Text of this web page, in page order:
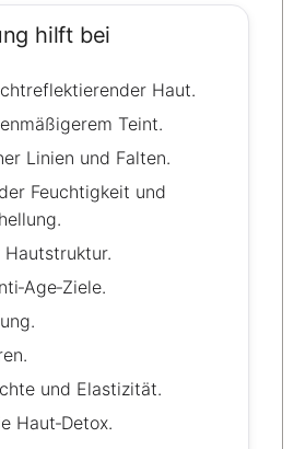
hilft bei
Haut.
Teint.
Linien und Falten.
Feuchtigkeit und
und Elastizität.
Haut‑Detox.